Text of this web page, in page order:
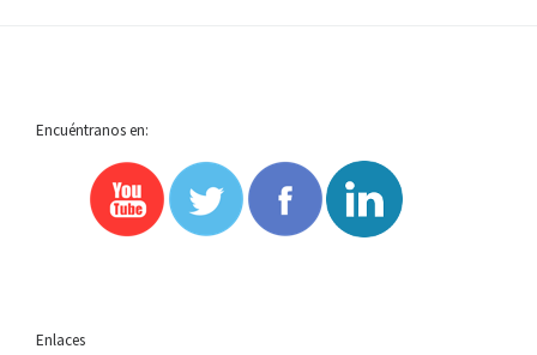
Encuéntranos en:
Enlaces